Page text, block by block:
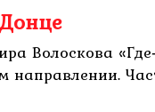
Волоскова
направлении.